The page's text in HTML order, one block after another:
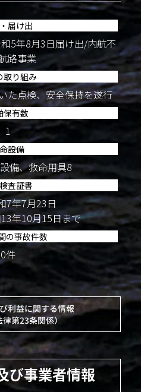
届け出
5年8月3日届け出/内航不
路事業
取り組み
た点検、安全保持を遂行
保有数
1
設備
備、救命用具8
査証書
7年7月23日
年10月15日まで
の事故件数
0件